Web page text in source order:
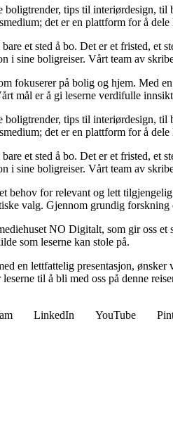
tips til interiørdesign,
det er en plattform for å
et sted å bo. Det er et fristed,
i sine boligreiser. Vårt team av
fokuserer på bolig og hjem. Med
mål er å gi leserne verdifulle
tips til interiørdesign,
det er en plattform for å
et sted å bo. Det er et fristed,
i sine boligreiser. Vårt team av
behov for relevant og lett
valg. Gjennom grundig
NO Digitalt, som gir oss
som leserne kan stole på.
en lettfattelig presentasjon,
til å bli med oss på denne
LinkedIn YouTube